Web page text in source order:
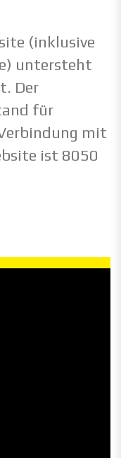
(inklusive
untersteht
Der
für
mit
ist 8050